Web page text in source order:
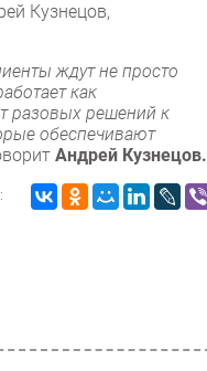
Кузнецов,
ждут не просто
как
разовых решений к
обеспечивают
Андрей Кузнецов.